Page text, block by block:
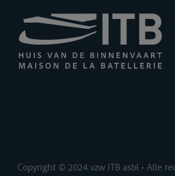
Copyright © 2024 vzw ITB asbl • Alle